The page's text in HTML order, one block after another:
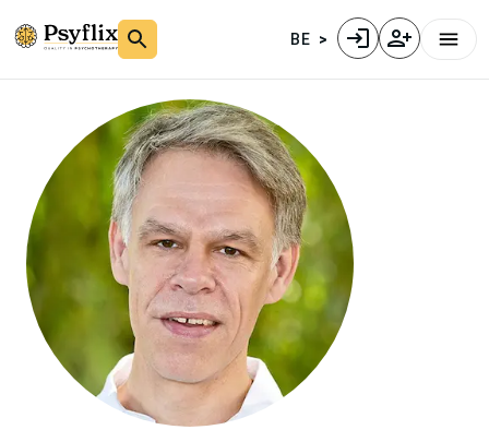
BE